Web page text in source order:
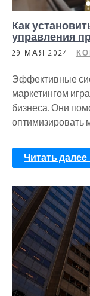
Как
управления
29 МАЯ 2024
Эффективные
маркетингом
бизнеса. Они
оптимизировать
Читать